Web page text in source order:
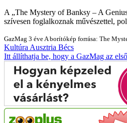
A „The Mystery of Banksy – A
szívesen foglalkoznak művészettel,
GazMag 3 éve A borítókép forrása: The
Kultúra Ausztria Bécs
Itt állíthatja be, hogy a GazMag az